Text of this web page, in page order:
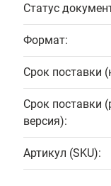
Статус
Формат:
Срок поставки
Срок поставки
версия):
Артикул (SKU):